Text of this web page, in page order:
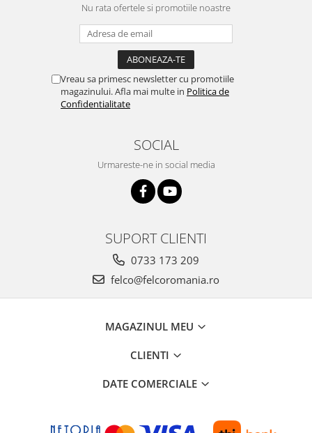
Nu rata ofertele si promotiile noastre
Vreau sa primesc newsletter cu promotiile
magazinului. Afla mai multe in Politica de
Confidentialitate
SOCIAL
Urmareste-ne in social media
SUPORT CLIENTI
0733 173 209
felco@felcoromania.ro
MAGAZINUL MEU
CLIENTI
DATE COMERCIALE